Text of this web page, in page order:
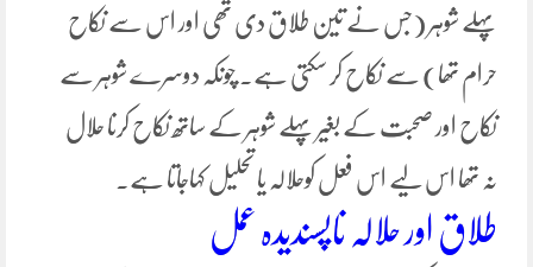
پہلے شوہر (جس نے تین طلاق دی تھی اور اس سے نکاح
حرام تھا) سے نکاح کر سکتی ہے۔ چونکہ دوسرے شوہر سے
نکاح اور صحبت کے بغیر پہلے شوہر کے ساتھ نکاح کرنا حلال
نہ تھا اس لیے اس فعل کوحلالہ یا تحلیل کہاجاتا ہے۔
طلاق اور حلالہ ناپسندیدہ عمل